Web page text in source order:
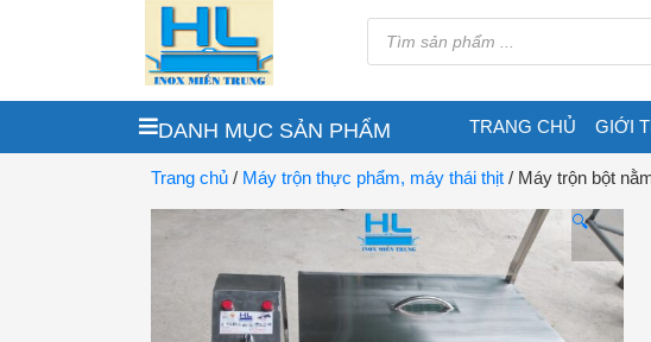
DANH MỤC SẢN PHẨM TRANG CHỦ GIỚI
Trang chủ / Máy trộn thực phẩm, máy thái thịt / Máy trộn bột
🔍